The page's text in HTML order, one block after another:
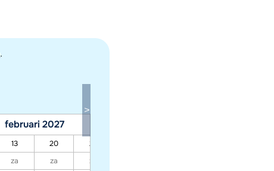
.
februari 2027
13 20 27
za za za